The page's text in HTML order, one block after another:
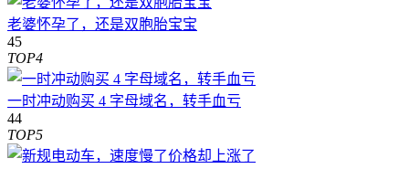
老婆怀孕了，还是双胞胎宝宝
45
TOP4
一时冲动购买 4 字母域名，转手血亏
44
TOP5